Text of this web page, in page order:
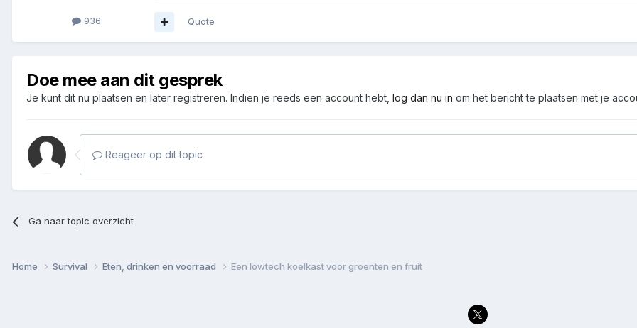
936 Quote
Doe mee aan dit gesprek
Je kunt dit nu plaatsen en later registreren. Indien je reeds een account hebt, log dan nu in om het bericht te plaatsen met je
Reageer op dit topic
Ga naar topic overzicht
Home Survival Eten, drinken en voorraad Een lowtech koelkast voor groenten en fruit